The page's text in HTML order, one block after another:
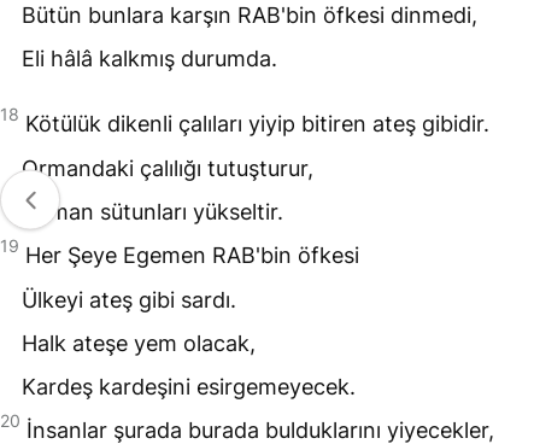
Bütün bunlara karşın RAB'bin öfkesi dinmedi,
Eli hâlâ kalkmış durumda.
18 Kötülük dikenli çalıları yiyip bitiren ateş gibidir.
Ormandaki çalılığı tutuşturur,
Duman sütunları yükseltir.
19 Her Şeye Egemen RAB'bin öfkesi
Ülkeyi ateş gibi sardı.
Halk ateşe yem olacak,
Kardeş kardeşini esirgemeyecek.
20 İnsanlar şurada burada bulduklarını yiyecekler,